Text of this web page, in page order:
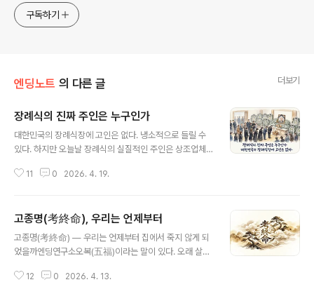
구독하기
엔딩노트 의 다른 글 더보기
장례식의 진짜 주인은 누구인가
대한민국의 장례식장에 고인은 없다. 냉소적으로 들릴 수
있다. 하지만 오늘날 장례식의 실질적인 주인은 상조업체
화한 공장형 프로세스로 전락했고, 고인과 유족은 그 공정
가지 눈 장례가 무엇인지에 대해 학계와 종교계는 오래전
부터 세 가지 관점을 제시해 왔다. 어쩌면 이 세 개의 눈이
야말로, 우리가 지금 무엇을 잃어버렸는지를 가장 선명하
이후 사회적 연결망을 다시 잇는 경계 공간으로 보는 시각
11 0 2026. 4. 19.
고종명(考終命), 우리는 언제부터
고종명(考終命) — 우리는 언제부터 집에서 죽지 않게 되
었을까엔딩연구소오복(五福)이라는 말이 있다. 오래 살고,
종명(考終命)'이다. 제명에 죽는 것, 즉 수명을 다하고 집
12 0 2026. 4. 13.